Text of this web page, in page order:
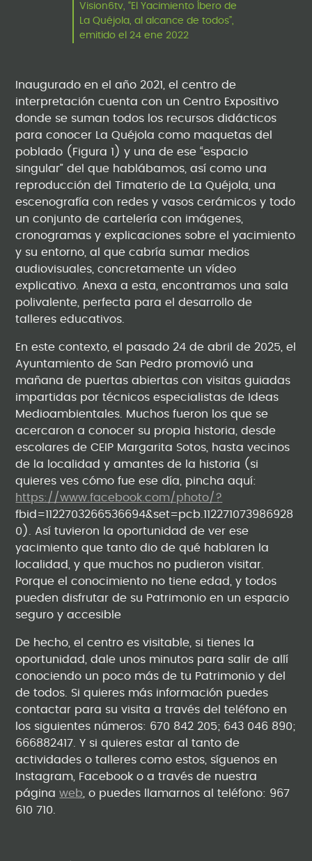
Vision6tv, “El Yacimiento Íbero de
La Quéjola, al alcance de todos”,
emitido el 24 ene 2022
Inaugurado en el año 2021, el centro de
interpretación cuenta con un Centro Expositivo
donde se suman todos los recursos didácticos
para conocer La Quéjola como maquetas del
poblado (Figura 1) y una de ese “espacio
singular” del que hablábamos, así como una
reproducción del Timaterio de La Quéjola, una
escenografía con redes y vasos cerámicos y todo
un conjunto de cartelería con imágenes,
cronogramas y explicaciones sobre el yacimiento
y su entorno, al que cabría sumar medios
audiovisuales, concretamente un vídeo
explicativo. Anexa a esta, encontramos una sala
polivalente, perfecta para el desarrollo de
talleres educativos.
En este contexto, el pasado 24 de abril de 2025, el
Ayuntamiento de San Pedro promovió una
mañana de puertas abiertas con visitas guiadas
impartidas por técnicos especialistas de Ideas
Medioambientales. Muchos fueron los que se
acercaron a conocer su propia historia, desde
escolares de CEIP Margarita Sotos, hasta vecinos
de la localidad y amantes de la historia (si
quieres ves cómo fue ese día, pincha aquí:
https://www.facebook.com/photo/?
fbid=1122703266536694&set=pcb.112271073986928
0). Así tuvieron la oportunidad de ver ese
yacimiento que tanto dio de qué hablaren la
localidad, y que muchos no pudieron visitar.
Porque el conocimiento no tiene edad, y todos
pueden disfrutar de su Patrimonio en un espacio
seguro y accesible
De hecho, el centro es visitable, si tienes la
oportunidad, dale unos minutos para salir de allí
conociendo un poco más de tu Patrimonio y del
de todos. Si quieres más información puedes
contactar para su visita a través del teléfono en
los siguientes números: 670 842 205; 643 046 890;
666882417. Y si quieres estar al tanto de
actividades o talleres como estos, síguenos en
Instagram, Facebook o a través de nuestra
páginaweb , o puedes llamarnos al teléfono: 967
610 710.